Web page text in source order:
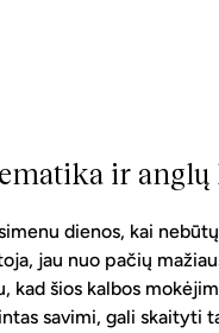
ir anglų
dienos, kai
jau nuo pačių
kad šios kalbos
savimi, gali skaityti